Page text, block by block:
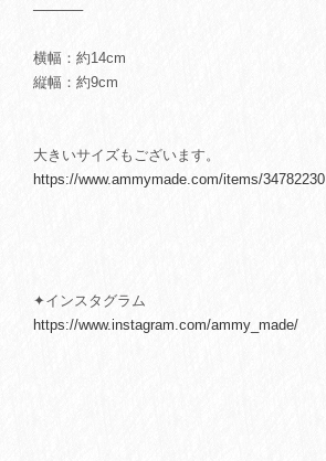
─────
横幅：約14cm
縦幅：約9cm
大きいサイズもございます。
https://www.ammymade.com/items/34782230
✦インスタグラム
https://www.instagram.com/ammy_made/